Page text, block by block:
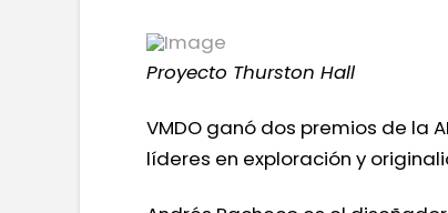
Proyecto Thurston Hall
VMDO ganó dos premios de la
líderes en exploración y